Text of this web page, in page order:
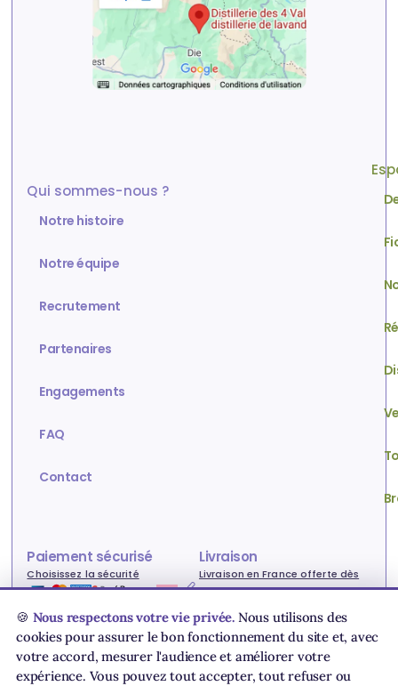
Qui sommes-nous ?
Notre histoire
Notre équipe
Recrutement
Partenaires
Engagements
FAQ
Contact
Paiement sécurisé
Choisissez la sécurité
Livraison
Livraison en France offerte dès
80€ !
Conditions générales de vente
Livraison & paiement
🍪 Nous respectons votre vie privée.Nous utilisons des
cookies pour assurer le bon fonctionnement du site et, avec
votre accord, mesurer l'audience et améliorer votre
expérience. Vous pouvez tout accepter, tout refuser ou